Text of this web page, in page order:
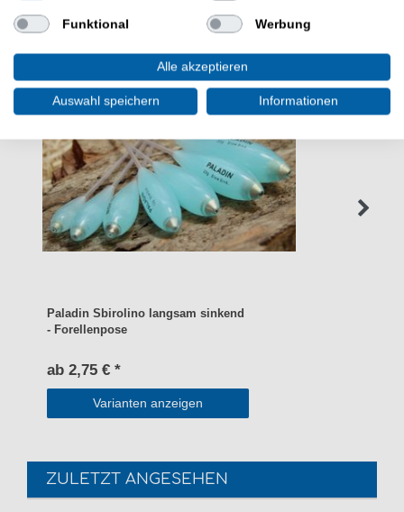
Paladin Sbirolino langsam sinkend
- Forellenpose
ab 2,75 € *
Varianten anzeigen
ZULETZT ANGESEHEN
Funktional Werbung
Alle akzeptieren
Auswahl speichern Informationen